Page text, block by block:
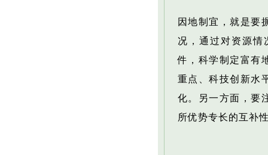
因地制宜，就是要
况，通过对资源情
件，科学制定富有
重点、科技创新水
化。另一方面，要
所优势专长的互补